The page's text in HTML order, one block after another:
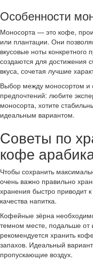
Особенности
Моносорта — это кофе,
или плантации. Они
вкусовые ноты
создаются для достижения
вкуса, сочетая лучшие
Выбор между моносортом и
предпочтений: любите
моносорта, хотите
идеальным вариантом.
Советы по
кофе
Чтобы сохранить
очень важно правильно
хранения быстро приводит
качества напитка.
Кофейные зёрна
темном месте, подальше от
рекомендуется хранить
запахов. Идеальный
пропускающие воздух.